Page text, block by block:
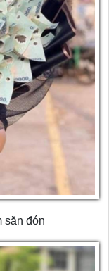
săn đón